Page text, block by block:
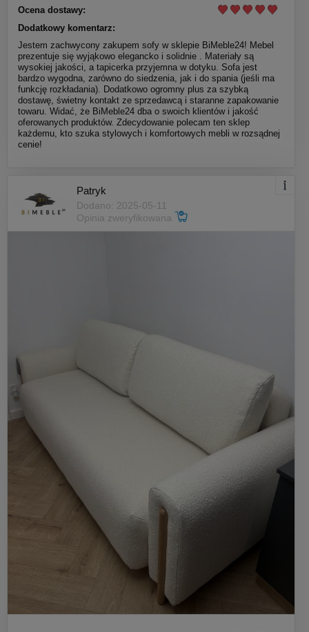
Ocena dostawy:
Dodatkowy komentarz:
Jestem zachwycony zakupem sofy w sklepie BiMeble24! Mebel
prezentuje się wyjąkowo elegancko i solidnie . Materiały są
wysokiej jakości, a tapicerka przyjemna w dotyku. Sofa jest
bardzo wygodna, zarówno do siedzenia, jak i do spania (jeśli ma
funkcję rozkładania). Dodatkowo ogromny plus za szybką
dostawę, świetny kontakt ze sprzedawcą i staranne zapakowanie
towaru. Widać, że BiMeble24 dba o swoich klientów i jakość
oferowanych produktów. Zdecydowanie polecam ten sklep
każdemu, kto szuka stylowych i komfortowych mebli w rozsądnej
cenie!
Patryk
Dodano: 2025-05-11
Opinia zweryfikowana